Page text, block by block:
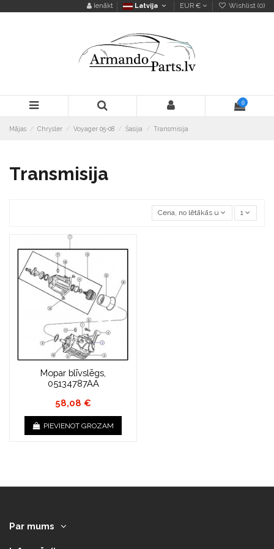
Ienākt Latvija EUR € Wishlist (0)
0
Mājas Chrysler Voyager 05-08 Šasija Transmisija
Transmisija
Cena, no lētākās uz dārgāko
1
Mopar blīvslēgs,
05134787AA
58,08 €
PIEVIENOT GROZAM
Par mums